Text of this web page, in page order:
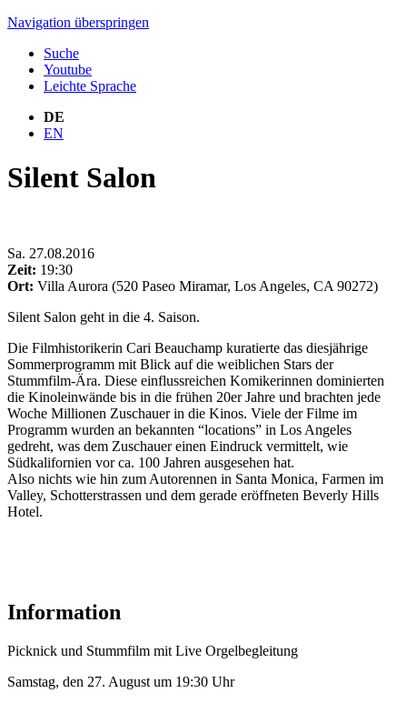
Navigation überspringen
Suche
Youtube
Leichte Sprache
DE
EN
Silent Salon
Sa. 27.08.2016
Zeit: 19:30
Ort: Villa Aurora (520 Paseo Miramar, Los Angeles, CA 90272)
Silent Salon geht in die 4. Saison.
Die Filmhistorikerin Cari Beauchamp kuratierte das diesjährige
Sommerprogramm mit Blick auf die weiblichen Stars der
Stummfilm-Ära. Diese einflussreichen Komikerinnen dominierten
die Kinoleinwände bis in die frühen 20er Jahre und brachten jede
Woche Millionen Zuschauer in die Kinos. Viele der Filme im
Programm wurden an bekannten “locations” in Los Angeles
gedreht, was dem Zuschauer einen Eindruck vermittelt, wie
Südkalifornien vor ca. 100 Jahren ausgesehen hat.
Also nichts wie hin zum Autorennen in Santa Monica, Farmen im
Valley, Schotterstrassen und dem gerade eröffneten Beverly Hills
Hotel.
Information
Picknick und Stummfilm mit Live Orgelbegleitung
Samstag, den 27. August um 19:30 Uhr